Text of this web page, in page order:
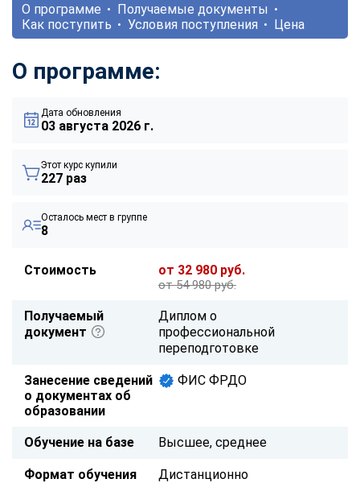
О программе
Получаемые документы
Как поступить
Условия поступления Цена
О программе:
Дата обновления
03 августа 2026 г.
Этот курс купили
227 раз
Осталось мест в группе
8
Стоимость от 32 980 руб.
от 54 980 руб.
Получаемый
документ
Диплом о
профессиональной
переподготовке
Занесение сведений
о документах об
образовании
ФИС ФРДО
Обучение на базе Высшее, среднее
Формат обучения Дистанционно